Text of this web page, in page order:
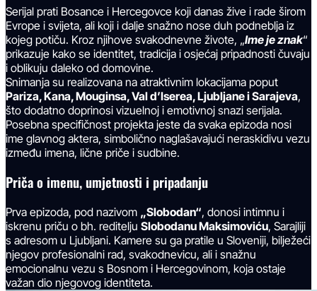
Serijal prati Bosance i Hercegovce koji danas žive i rade širom
Evrope i svijeta, ali koji i dalje snažno nose duh podneblja iz
kojeg potiču. Kroz njihove svakodnevne živote, „Ime je znak“
prikazuje kako se identitet, tradicija i osjećaj pripadnosti čuvaju
i oblikuju daleko od domovine.
Snimanja su realizovana na atraktivnim lokacijama poput
Pariza, Kana, Mouginsa, Val d’Iserea, Ljubljane i Sarajeva,
što dodatno doprinosi vizuelnoj i emotivnoj snazi serijala.
Posebna specifičnost projekta jeste da svaka epizoda nosi
ime glavnog aktera, simbolično naglašavajući neraskidivu vezu
između imena, lične priče i sudbine.
Priča o imenu, umjetnosti i pripadanju
Prva epizoda, pod nazivom „Slobodan“, donosi intimnu i
iskrenu priču o bh. reditelju Slobodanu Maksimoviću, Sarajliji
s adresom u Ljubljani. Kamere su ga pratile u Sloveniji, bilježeći
njegov profesionalni rad, svakodnevicu, ali i snažnu
emocionalnu vezu s Bosnom i Hercegovinom, koja ostaje
važan dio njegovog identiteta.